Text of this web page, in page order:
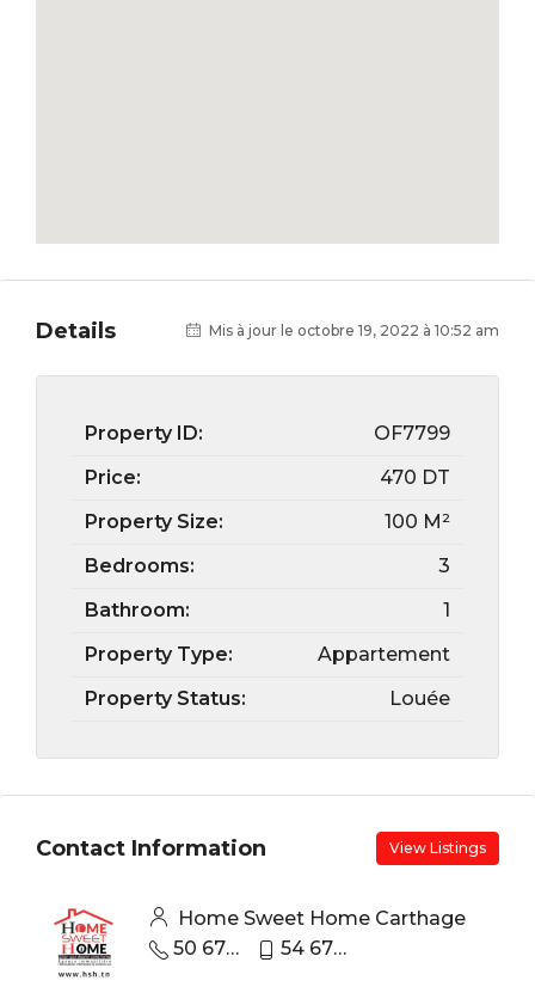
Details Mis à jour le octobre 19, 2022 à 10:52 am
Property ID:
OF7799
Price:
470 DT
Property Size:
100 M²
Bedrooms:
3
Bathroom:
1
Property Type:
Appartement
Property Status:
Louée
Contact Information View Listings
Home Sweet Home Carthage
50 670 440
54 670 670